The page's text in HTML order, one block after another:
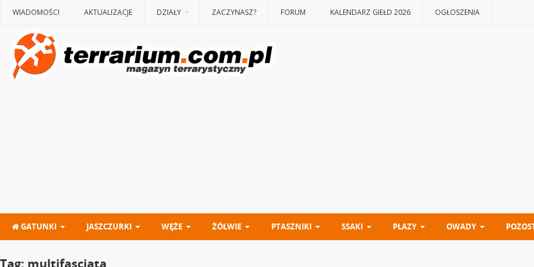
WIADOMOŚCI AKTUALIZACJE DZIAŁY ZACZYNASZ? FORUM KALENDARZ GIEŁD 2026 OGŁOSZENIA
GATUNKI JASZCZURKI WĘŻE ŻÓŁWIE PTASZNIKI SSAKI PŁAZY OWADY
Tag: multifasciata